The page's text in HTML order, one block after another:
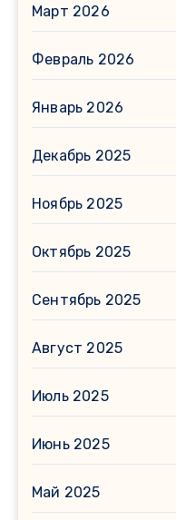
Март 2026
Февраль 2026
Январь 2026
Декабрь 2025
Ноябрь 2025
Октябрь 2025
Сентябрь 2025
Август 2025
Июль 2025
Июнь 2025
Май 2025